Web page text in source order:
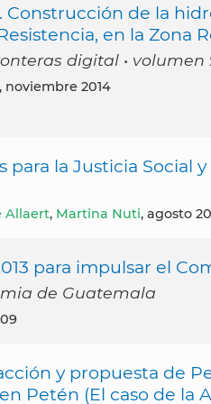
Construcción de la
en la Zona
digital • volumen
, noviembre 2014
la Justicia Social
Allaert, Martina Nuti, agosto
para impulsar el
de Guatemala
y propuesta de
Petén (El caso de la